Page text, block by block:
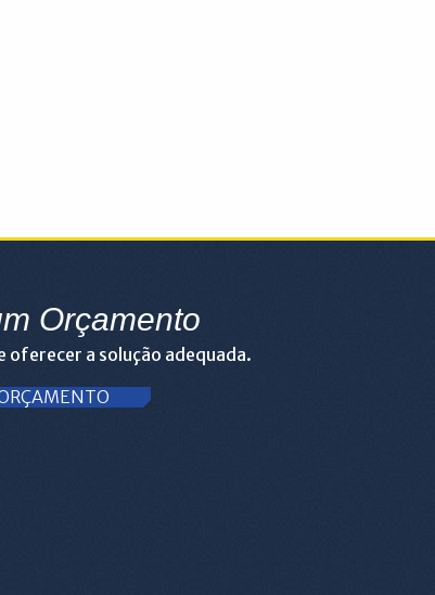
Orçamento
oferecer a solução adequada.